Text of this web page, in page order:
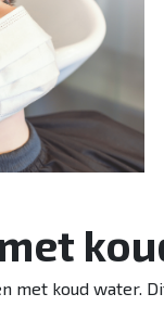
met koud water.